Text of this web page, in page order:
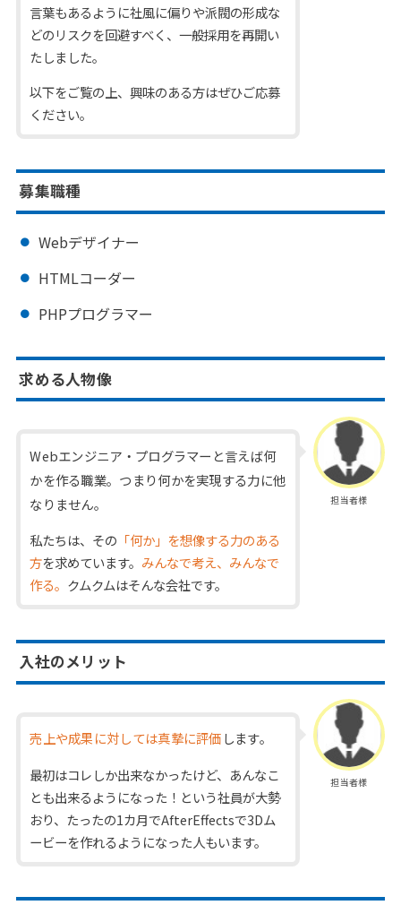
言葉もあるように社風に偏りや派閥の形成な
どのリスクを回避すべく、一般採用を再開い
たしました。
以下をご覧の上、興味のある方はぜひご応募
ください。
募集職種
Webデザイナー
HTMLコーダー
PHPプログラマー
求める人物像
担当者様
Webエンジニア・プログラマーと言えば何
かを作る職業。つまり何かを実現する力に他
なりません。
私たちは、その 「何か」を想像する力のある
方を求めています。 みんなで考え、みんなで
作る。 クムクムはそんな会社です。
入社のメリット
担当者様
売上や成果に対しては真摯に評価します。
最初はコレしか出来なかったけど、あんなこ
とも出来るようになった！という社員が大勢
おり、たったの1カ月でAfterEffectsで3Dム
ービーを作れるようになった人もいます。